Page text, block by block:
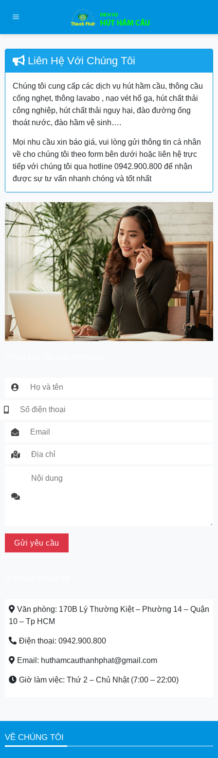
Liên Hệ Với Chúng Tôi
Chúng tôi cung cấp các dịch vụ hút hầm cầu, thông cầu
cống nghẹt, thông lavabo , nạo vét hố ga, hút chất thải
công nghiệp, hút chất thải nguy hại, đào đường ống
thoát nước, đào hầm vệ sinh….
Mọi nhu cầu xin báo giá, vui lòng gửi thông tin cá nhân
về cho chúng tôi theo form bên dưới hoặc liên hệ trực
tiếp với chúng tôi qua hotline 0942.900.800 để nhận
được sự tư vấn nhanh chóng và tốt nhất
Văn phòng: 170B Lý Thường Kiệt – Phường 14 – Quận
10 – Tp HCM
Điện thoại: 0942.900.800
Email: huthamcauthanhphat@gmail.com
Giờ làm việc: Thứ 2 – Chủ Nhật (7:00 – 22:00)
VỀ CHÚNG TÔI